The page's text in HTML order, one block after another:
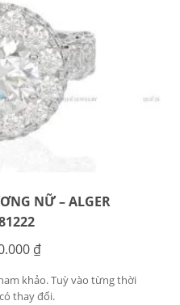
NỮ – ALGER
₫
khảo. Tuỳ vào từng thời
thay đổi.